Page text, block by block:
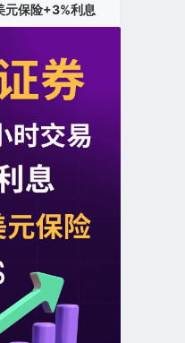
元保险+3%利息